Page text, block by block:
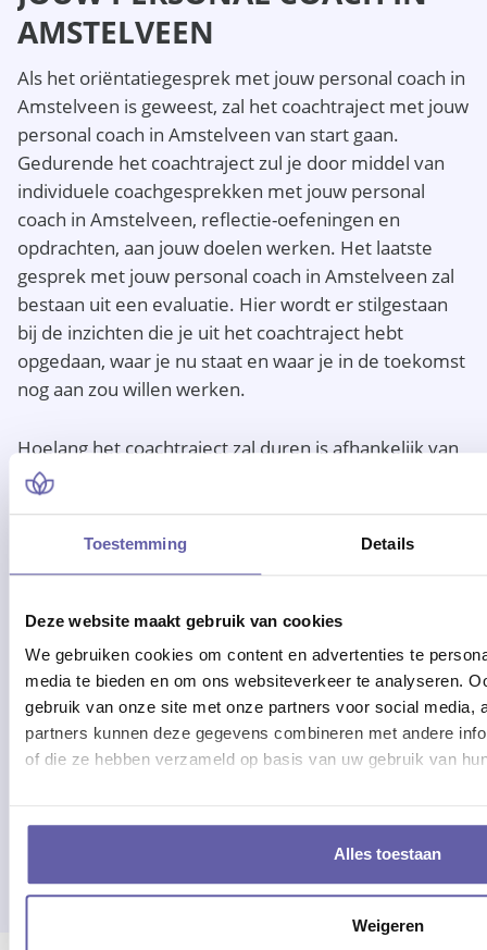
Toestemming Details
Deze website maakt gebruik van cookies
We gebruiken cookies om content en advertenties te
media te bieden en om ons websiteverkeer te analyseren.
gebruik van onze site met onze partners voor social media,
partners kunnen deze gegevens combineren met andere
of die ze hebben verzameld op basis van uw gebruik van
Alles toestaan
Weigeren
AMSTELVEEN
Als het oriëntatiegesprek met jouw personal coach in
Amstelveen is geweest, zal het coachtraject met jouw
personal coach in Amstelveen van start gaan.
Gedurende het coachtraject zul je door middel van
individuele coachgesprekken met jouw personal
coach in Amstelveen, reflectie-oefeningen en
opdrachten, aan jouw doelen werken. Het laatste
gesprek met jouw personal coach in Amstelveen zal
bestaan uit een evaluatie. Hier wordt er stilgestaan
bij de inzichten die je uit het coachtraject hebt
opgedaan, waar je nu staat en waar je in de toekomst
nog aan zou willen werken.
Hoelang het coachtraject zal duren is afhankelijk van
jouw coachvraag, dit kan besproken worden met
jouw personal coach in Amstelveen. Een coachsessie
duurt gemiddeld tussen de 60 en 75 minuten, maar
ook dit is bespreekbaar.
LIEVER EEN PERSOONLIJK
ADVIES VOOR EEN PERSONAL
COACH IN AMSTELVEEN?
Vind je het lastig een geschikte personal coach in
Amstelveen te vinden? Graag helpen we jou met het
ons opnemen door te bellen naar 088 1700 1500 of